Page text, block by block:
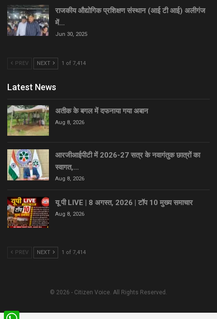
राजकीय औद्योगिक प्रशिक्षण संस्थान (आई टी आई) अलीगंज
में…
Jun 30, 2025
PREV NEXT 1 of 7,414
Latest News
अतीक के बगल में दफनाया गया अबान
Aug 8, 2026
आरजीआईपीटी में 2026-27 सत्र के नवागंतुक छात्रों का
स्वागत,…
Aug 8, 2026
यू पी LIVE | 8 अगस्त, 2026 | टॉप 10 मुख्य समाचार
Aug 8, 2026
PREV NEXT 1 of 7,414
© 2026 - Citizen Voice. All Rights Reserved.
WhatsApp